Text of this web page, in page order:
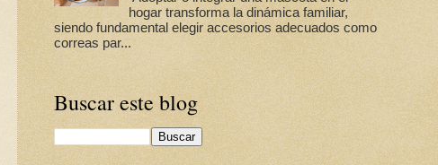
hogar transforma la dinámica familiar,
siendo fundamental elegir accesorios adecuados como
correas par...
Buscar este blog